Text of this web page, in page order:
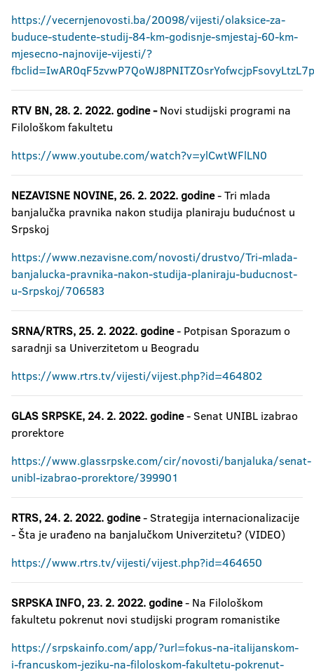
https://vecernjenovosti.ba/20098/vijesti/olaksice-za-
buduce-studente-studij-84-km-godisnje-smjestaj-60-km-
mjesecno-najnovije-vijesti/?
RTV BN, 28. 2. 2022. godine -Novi studijski programi na
Filološkom fakultetu
https://www.youtube.com/watch?v=ylCwtWFlLN0
NEZAVISNE NOVINE, 26. 2. 2022. godine- Tri mlada
banjalučka pravnika nakon studija planiraju budućnost u
Srpskoj
https://www.nezavisne.com/novosti/drustvo/Tri-mlada-
banjalucka-pravnika-nakon-studija-planiraju-buducnost-
u-Srpskoj/706583
SRNA/RTRS, 25. 2. 2022. godine- Potpisan Sporazum o
saradnji sa Univerzitetom u Beogradu
https://www.rtrs.tv/vijesti/vijest.php?id=464802
GLAS SRPSKE, 24. 2. 2022. godine- Senat UNIBL izabrao
prorektore
https://www.glassrpske.com/cir/novosti/banjaluka/senat-
unibl-izabrao-prorektore/399901
RTRS, 24. 2. 2022. godine- Strategija internacionalizacije
- Šta je urađeno na banjalučkom Univerzitetu? (VIDEO)
https://www.rtrs.tv/vijesti/vijest.php?id=464650
SRPSKA INFO, 23. 2. 2022. godine- Na Filološkom
fakultetu pokrenut novi studijski program romanistike
https://srpskainfo.com/app/?url=fokus-na-italijanskom-
i-francuskom-jeziku-na-filoloskom-fakultetu-pokrenut-